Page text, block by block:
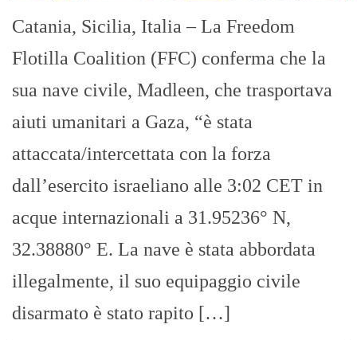
Catania, Sicilia, Italia – La Freedom
Flotilla Coalition (FFC) conferma che la
sua nave civile, Madleen, che trasportava
aiuti umanitari a Gaza, “è stata
attaccata/intercettata con la forza
dall’esercito israeliano alle 3:02 CET in
acque internazionali a 31.95236° N,
32.38880° E. La nave è stata abbordata
illegalmente, il suo equipaggio civile
disarmato è stato rapito […]